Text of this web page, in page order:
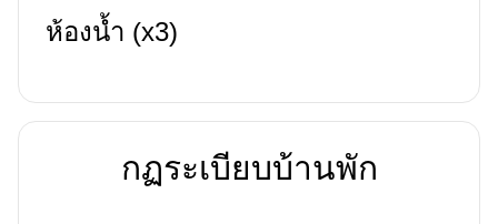
ห้องน้ำ (x3)
กฏระเบียบบ้านพัก